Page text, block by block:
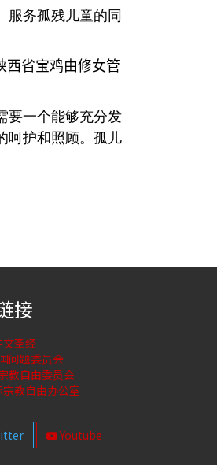
服务孤残儿童的同
西省宝鸡由修女管
要一个能够充分发
呵护和照顾。孤儿
接
圣经
问题委员会
教自由委员会
教自由办公室
Youtube